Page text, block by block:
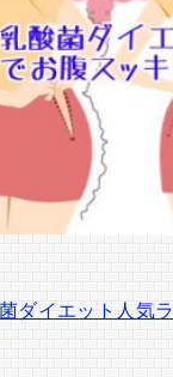
ダイエット人気ラ